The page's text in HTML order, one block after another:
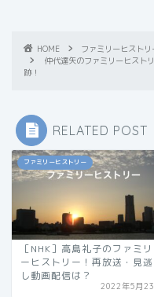
HOME
ファミリーヒストリ
仲代達矢のファミリーヒスト
跡！
RELATED POST
ファミリーヒストリー
［NHK］高島礼子のファミリ
ーヒストリー！再放送・見逃
し動画配信は？
2022年5月23